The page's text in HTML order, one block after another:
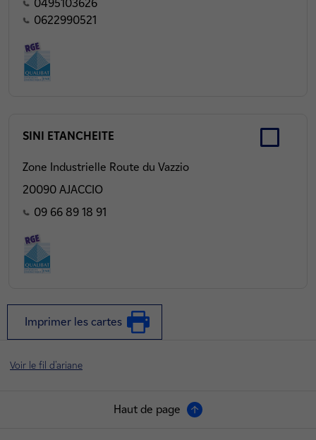
0495103626
0622990521
SINI ETANCHEITE
Zone Industrielle Route du Vazzio
20090 AJACCIO
09 66 89 18 91
Imprimer les cartes
Voir le fil d'ariane
Haut de page